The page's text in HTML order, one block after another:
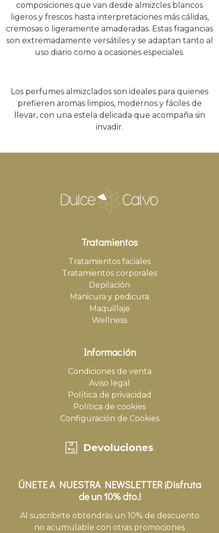
composiciones que van desde almizcles blancos
ligeros y frescos hasta interpretaciones más cálidas,
cremosas o ligeramente amaderadas. Estas fragancias
son extremadamente versátiles y se adaptan tanto al
uso diario como a ocasiones especiales.
Los perfumes almizclados son ideales para quienes
prefieren aromas limpios, modernos y fáciles de
llevar, con una estela delicada que acompaña sin
invadir.
Tratamientos
Tratamientos faciales
Tratamientos corporales
Depilación
Manicura y pedicura
Maquillaje
Wellness
Información
Condiciones de venta
Aviso legal
Política de privacidad
Política de cookies
Configuración de Cookies
Devoluciones
ÚNETE A NUESTRA NEWSLETTER ¡Disfruta
de un 10% dto.!
Al suscribirte obtendrás un 10% de descuento
no acumulable con otras promociones